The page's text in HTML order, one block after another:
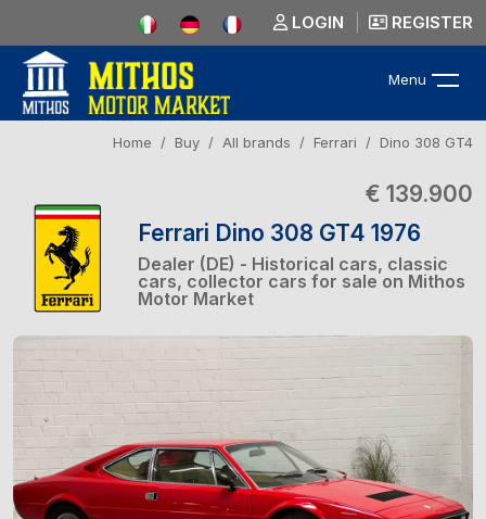
LOGIN REGISTER
Menu
Home Buy All brands Ferrari Dino 308 GT4
€ 139.900
Ferrari Dino 308 GT4 1976
Dealer (DE) - Historical cars, classic
cars, collector cars for sale on Mithos
Motor Market